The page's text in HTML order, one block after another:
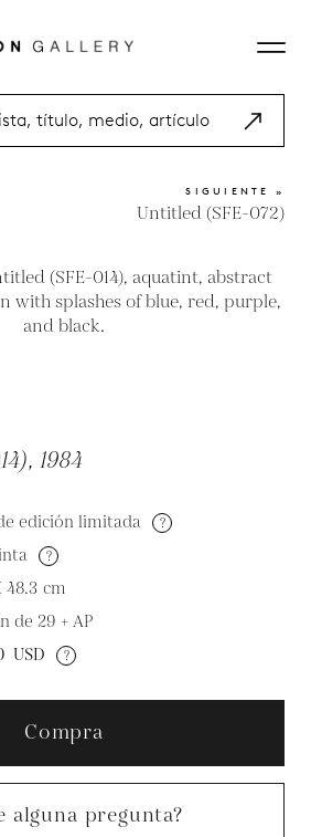
SIGUIENTE »
Untitled (SFE-072)
1984
edición limitada ?
?
48.3 cm
de 29 + AP
USD ?
Compra
alguna pregunta?